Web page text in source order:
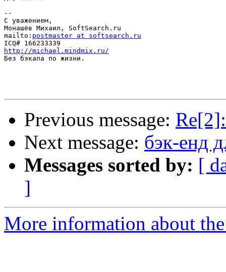
--
С уважением,
Монашёв Михаил, SoftSearch.ru
mailto: postmaster at softsearch.ru
http://michael.mindmix.ru/
Без бэкапа по жизни.
Previous message:
Next message: бэк-енд
Messages sorted by: [
]
More information about